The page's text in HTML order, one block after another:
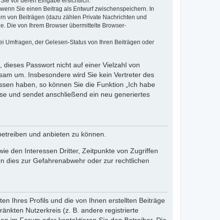
Sie einen Beitrag als Entwurf zwischenspeichern. In
von Beiträgen (dazu zählen Private Nachrichten und
Die von Ihrem Browser übermittelte Browser-
Umfragen, der Gelesen-Status von Ihren Beiträgen oder
Passwort nicht auf einer Vielzahl von
um. Insbesondere wird Sie kein Vertreter des
haben, so können Sie die Funktion „Ich habe
und sendet anschließend ein neu generiertes
und anbieten zu können.
den Interessen Dritter, Zeitpunkte von Zugriffen
dies zur Gefahrenabwehr oder zur rechtlichen
Ihres Profils und die von Ihnen erstellten Beiträge
Nutzerkreis (z. B. andere registrierte